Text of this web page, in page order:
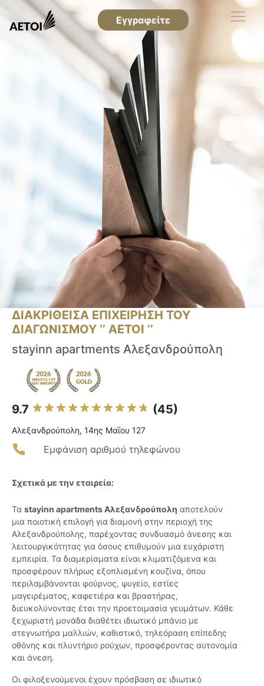
Εγγραφείτε
ΔΙΑΚΡΙΘΕΙΣΑ ΕΠΙΧΕΙΡΗΣΗ ΤΟΥ
ΔΙΑΓΩΝΙΣΜΟΥ ‘’ ΑΕΤΟΙ ‘’
stayinn apartments Αλεξανδρούπολη
9.7 (45)
Αλεξανδρούπολη, 14ης Μαΐου 127
Εμφάνιση αριθμού τηλεφώνου
Σχετικά με την εταιρεία:
Τα stayinn apartments Αλεξανδρούπολη αποτελούν
μια ποιοτική επιλογή για διαμονή στην περιοχή της
Αλεξανδρούπολης, παρέχοντας συνδυασμό άνεσης και
λειτουργικότητας για όσους επιθυμούν μια ευχάριστη
εμπειρία. Τα διαμερίσματα είναι κλιματιζόμενα και
προσφέρουν πλήρως εξοπλισμένη κουζίνα, όπου
περιλαμβάνονται φούρνος, ψυγείο, εστίες
μαγειρέματος, καφετιέρα και βραστήρας,
διευκολύνοντας έτσι την προετοιμασία γευμάτων. Κάθε
ξεχωριστή μονάδα διαθέτει ιδιωτικό μπάνιο με
στεγνωτήρα μαλλιών, καθιστικό, τηλεόραση επίπεδης
οθόνης και πλυντήριο ρούχων, προσφέροντας αυτονομία
και άνεση.
Οι φιλοξενούμενοι έχουν πρόσβαση σε ιδιωτικό